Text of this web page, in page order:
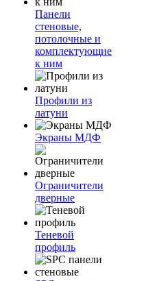
Панели
стеновые,
потолочные и
комплектующие
к ним
Профили из
латуни
Экраны МДФ
Ограничители
дверные
Теневой
профиль